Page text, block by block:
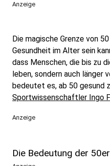
Anzeige
Die magische Grenze von
Gesundheit im Alter sein
dass Menschen, die bis zu
leben, sondern auch länger
bedeutet es, ab 50 gesund
Sportwissenschaftler Ingo
Anzeige
Die Bedeutung der